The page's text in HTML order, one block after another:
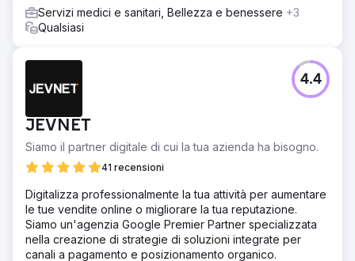
Servizi medici e sanitari, Bellezza e benessere +3
Qualsiasi
JEVNET
Siamo il partner digitale di cui la tua azienda ha bisogno.
41 recensioni
4.4
Digitalizza professionalmente la tua attività per aumentare
le tue vendite online o migliorare la tua reputazione.
Siamo un'agenzia Google Premier Partner specializzata
nella creazione di strategie di soluzioni integrate per
canali a pagamento e posizionamento organico.